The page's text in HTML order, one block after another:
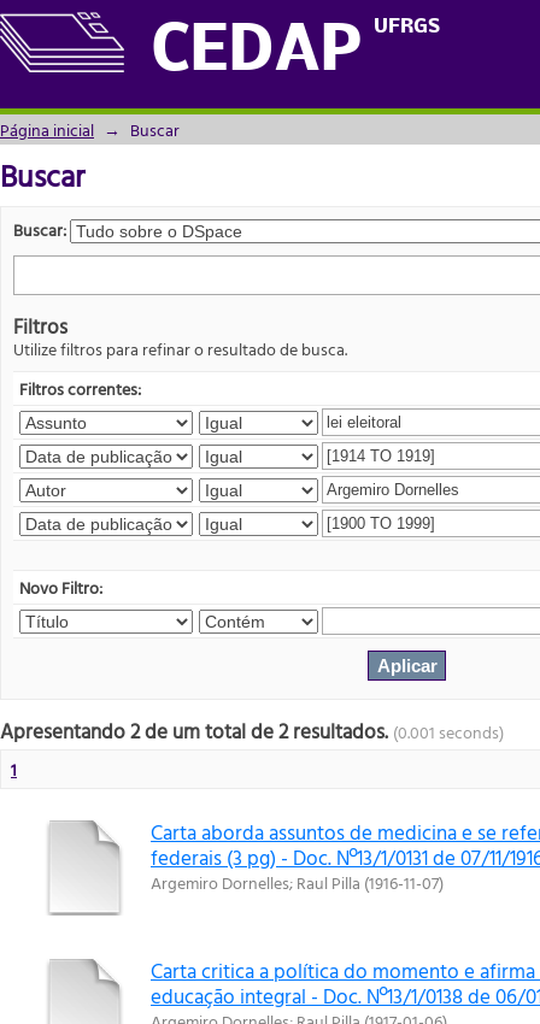
CEDAP UFRGS
Buscar
Página inicial → Buscar
Buscar
Buscar:
Filtros
Utilize filtros para refinar o resultado de busca.
Filtros correntes:
Novo Filtro:
Apresentando 2 de um total de 2 resultados. (0.001 seconds)
1
Carta aborda assuntos de medicina e se
federais (3 pg) - Doc. Nº13/1/0131 de 07/11/
Argemiro Dornelles;Raul Pilla (1916-11-07)
Carta critica a política do momento e
educação integral - Doc. Nº13/1/0138 de 06/